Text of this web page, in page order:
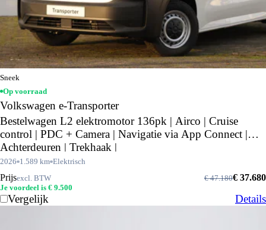
Sneek
Op voorraad
Volkswagen e-Transporter
Bestelwagen L2 elektromotor 136pk | Airco | Cruise
control | PDC + Camera | Navigatie via App Connect |
Achterdeuren | Trekhaak |
2026 1.589 km Elektrisch
Prijsexcl. BTW € 37.680
€ 47.180
Je voordeel is € 9.500
Vergelijk Details